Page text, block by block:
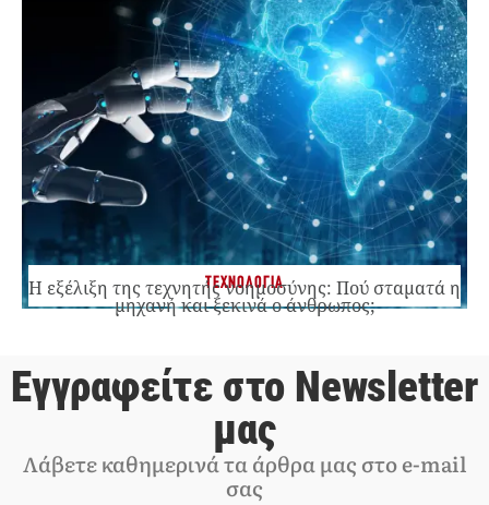
ΤΕΧΝΟΛΟΓΙΑ
Η εξέλιξη της τεχνητής νοημοσύνης: Πού σταματά η
μηχανή και ξεκινά ο άνθρωπος;
Εγγραφείτε στο Newsletter
μας
Λάβετε καθημερινά τα άρθρα μας στο e-mail
σας